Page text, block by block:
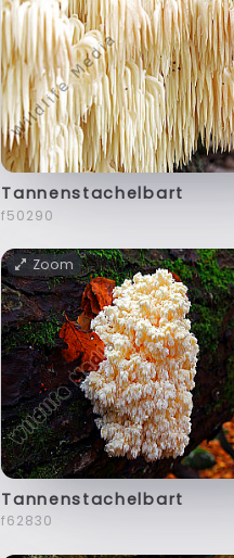
Tannenstachelbart
f50290
Zoom
Tannenstachelbart
f62830